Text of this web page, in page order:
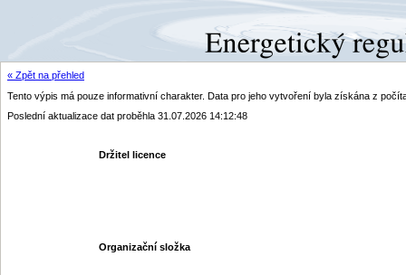
« Zpět na přehled
Tento výpis má pouze informativní charakter. Data pro jeho vytvoření byla získána z
Poslední aktualizace dat proběhla 31.07.2026 14:12:48
Držitel licence
Organizační složka